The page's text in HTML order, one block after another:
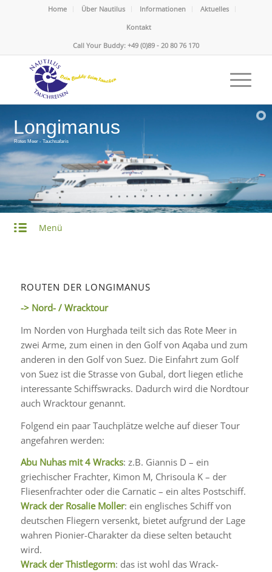
Home Über Nautilus Informationen
Aktuelles
Kontakt
Call Your Buddy: +49 (0)89 - 20 80 76 170
Longimanus
Rotes Meer - Tauchsafaris
Menü
ROUTEN DER LONGIMANUS
-> Nord- / Wracktour
Im Norden von Hurghada teilt sich das Rote Meer in
zwei Arme, zum einen in den Golf von Aqaba und zum
anderen in den Golf von Suez. Die Einfahrt zum Golf
von Suez ist die Strasse von Gubal, dort liegen etliche
interessante Schiffswracks. Dadurch wird die Nordtour
auch Wracktour genannt.
Folgend ein paar Tauchplätze welche auf dieser Tour
angefahren werden:
Abu Nuhas mit 4 Wracks: z.B. Giannis D – ein
griechischer Frachter, Kimon M, Chrisoula K – der
Fliesenfrachter oder die Carnatic – ein altes Postschiff.
Wrack der Rosalie Moller: ein englisches Schiff von
deutschen Fliegern versenkt, bietet aufgrund der Lage
wahren Pionier-Charakter da diese selten betaucht
wird.
Wrack der Thistlegorm: das ist wohl das Wrack-